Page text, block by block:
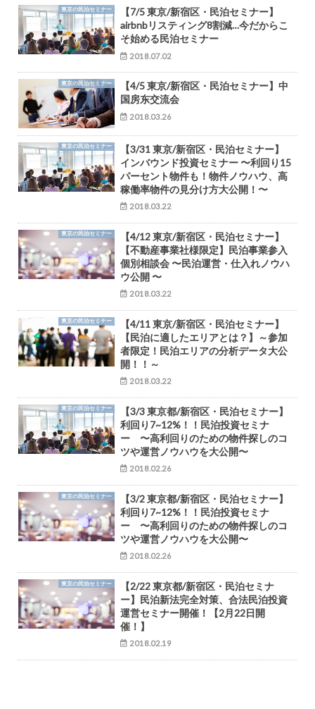
東京の民泊セミナー
【7/5 東京/新宿区・民泊セミナー】
airbnbリスティング8割減…今だからこ
そ始める民泊セミナー
2018.07.02
東京の民泊セミナー
【4/5 東京/新宿区・民泊セミナー】中
国房东交流会
2018.03.26
東京の民泊セミナー
【3/31 東京/新宿区・民泊セミナー】
インバウンド投資セミナー 〜利回り15
パーセント物件も！物件ノウハウ、高
稼働率物件の見分け方大公開！〜
2018.03.22
東京の民泊セミナー
【4/12 東京/新宿区・民泊セミナー】
【不動産事業社様限定】民泊事業参入
個別相談会 〜民泊運営・仕入れノウハ
ウ公開 〜
2018.03.22
東京の民泊セミナー
【4/11 東京/新宿区・民泊セミナー】
【民泊に適したエリアとは？】～参加
者限定！民泊エリアの分析データ大公
開！！～
2018.03.22
東京の民泊セミナー
【3/3 東京都/新宿区・民泊セミナー】
利回り7~12%！！民泊投資セミナ
ー 〜高利回りのための物件探しのコ
ツや運営ノウハウを大公開〜
2018.02.26
東京の民泊セミナー
【3/2 東京都/新宿区・民泊セミナー】
利回り7~12%！！民泊投資セミナ
ー 〜高利回りのための物件探しのコ
ツや運営ノウハウを大公開〜
2018.02.26
東京の民泊セミナー
【2/22 東京都/新宿区・民泊セミナ
ー】民泊新法完全対策、合法民泊投資
運営セミナー開催！【2月22日開
催！】
2018.02.19